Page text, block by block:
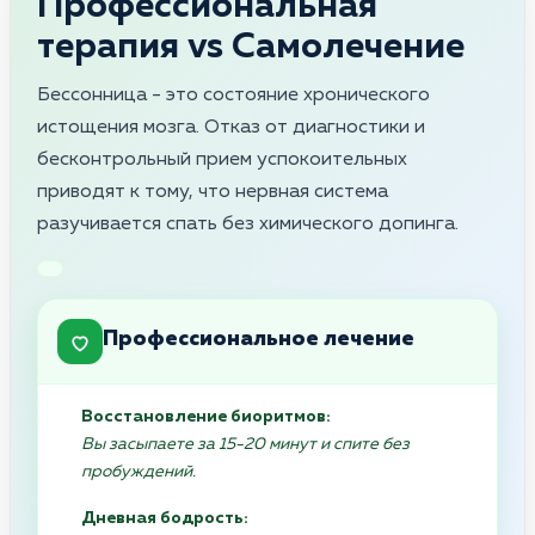
терапия vs Самолечение
Бессонница - это состояние хронического
истощения мозга. Отказ от диагностики и
бесконтрольный прием успокоительных
приводят к тому, что нервная система
разучивается спать без химического допинга.
Профессиональное лечение
Восстановление биоритмов:
Вы засыпаете за 15-20 минут и спите без
пробуждений.
Дневная бодрость: